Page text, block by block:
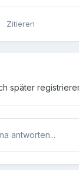
Zitieren
später
antworten...